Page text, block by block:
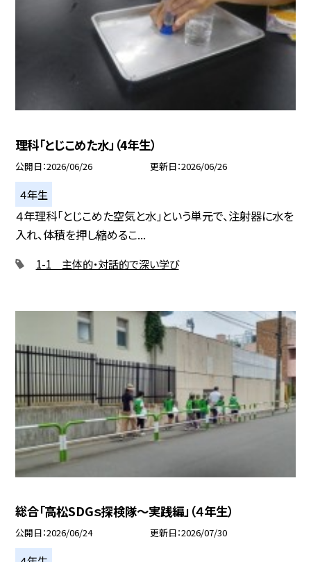
理科「とじこめた水」（4年生）
公開日 2026/06/26 更新日 2026/06/26
４年生
４年理科「とじこめた空気と水」という単元で、注射器に水を
入れ、体積を押し縮めるこ...
1-1 主体的・対話的で深い学び
総合「高松SDGｓ探検隊〜実践編」（４年生）
公開日 2026/06/24 更新日 2026/07/30